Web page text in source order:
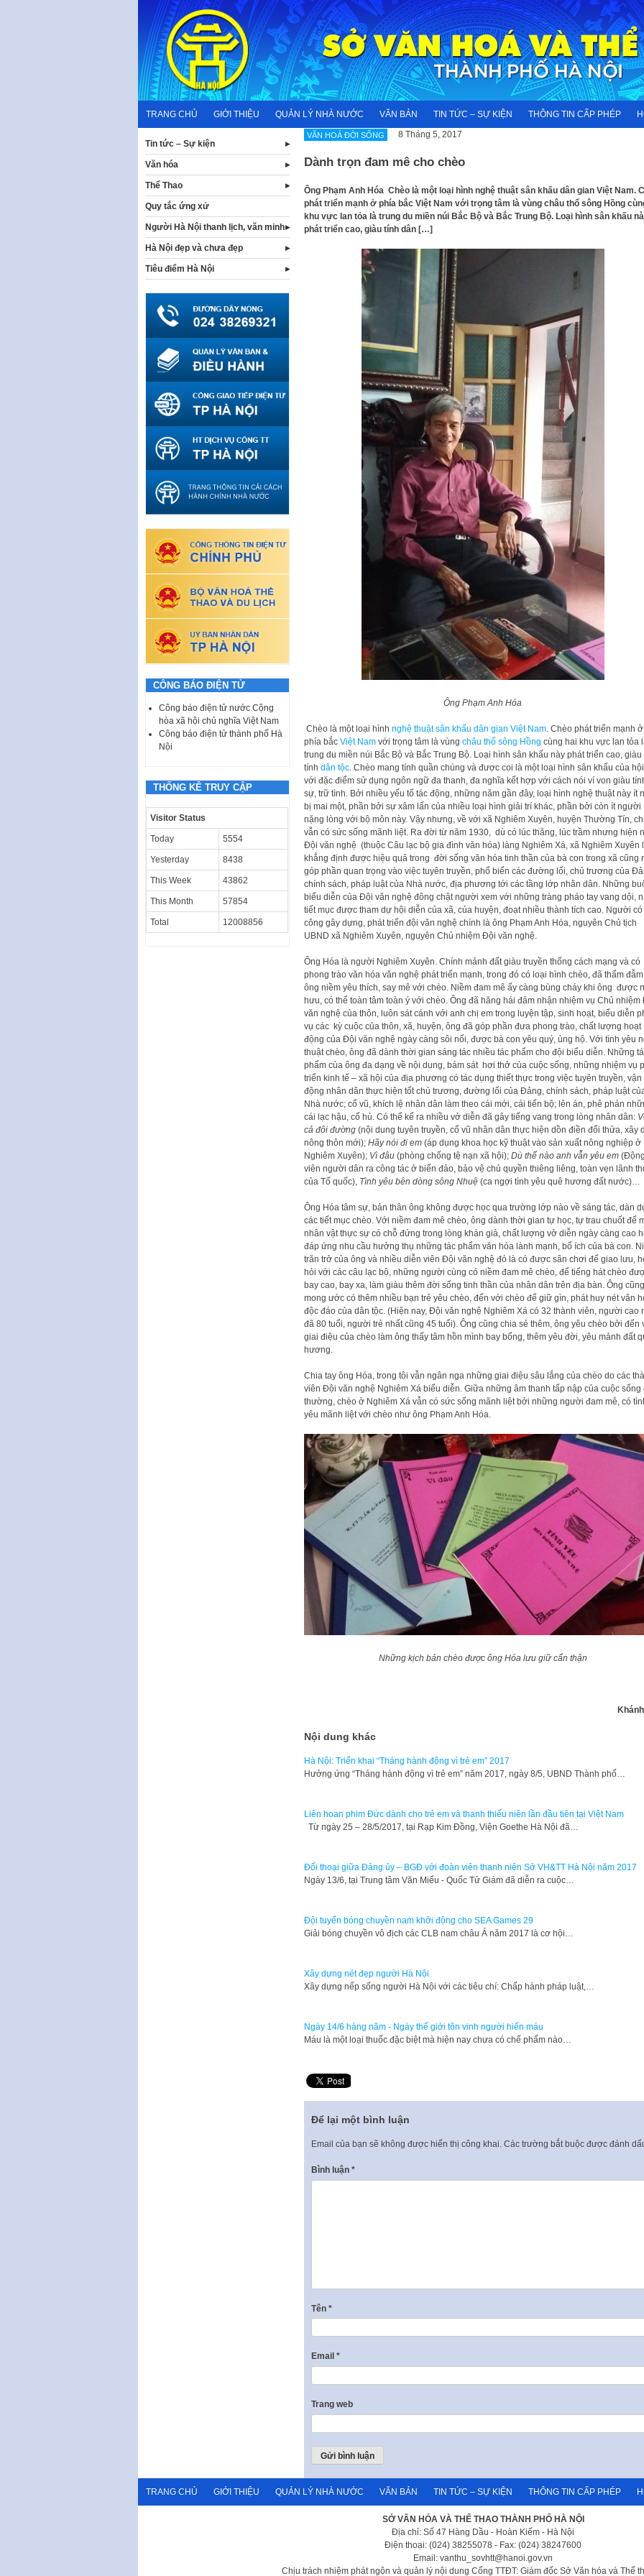
content
TRANG CHỦ GIỚI THIỆU QUẢN LÝ NHÀ NƯỚC VĂN BẢN TIN TỨC – SỰ KIỆN THÔNG TIN CẤP PHÉP
VĂN HOÁ ĐỜI SỐNG 8 Tháng 5, 2017
Dành trọn đam mê cho chèo
Ông Phạm Anh Hóa Chèo là một loại hình nghệ thuật sân khấu dân gian Việt Nam.
phát triển mạnh ở phía bắc Việt Nam với trọng tâm là vùng châu thổ sông Hồng
khu vực lan tỏa là trung du miền núi Bắc Bộ và Bắc Trung Bộ. Loại hình sân khấu
phát triển cao, giàu tính dân […]
Ông Phạm Anh Hóa
Chèo là một loại hình nghệ thuật sân khấu dân gian Việt Nam. Chèo phát triển mạnh ở
phía bắc Việt Namvới trọng tâm là vùng châu thổ sông Hồng cùng hai khu vực lan tỏa
trung du miền núi Bắc Bộ và Bắc Trung Bộ. Loại hình sân khấu này phát triển cao, giàu
tính dân tộc. Chèo mang tính quần chúng và được coi là một loại hình sân khấu của
với đặc điểm sử dụng ngôn ngữ đa thanh, đa nghĩa kết hợp với cách nói ví von giàu
sự, trữ tình. Bởi nhiều yếu tố tác động, những năm gần đây, loại hình nghệ thuật này ít
bị mai một, phần bởi sự xâm lấn của nhiều loại hình giải trí khác, phần bởi còn ít người
nặng lòng với bộ môn này. Vậy nhưng, về với xã Nghiêm Xuyên, huyện Thường Tín,
vẫn có sức sống mãnh liệt. Ra đời từ năm 1930, dù có lúc thăng, lúc trầm nhưng hiện
Đội văn nghệ (thuộc Câu lạc bộ gia đình văn hóa) làng Nghiêm Xá, xã Nghiêm Xuyên
khẳng định được hiệu quả trong đời sống văn hóa tinh thần của bà con trong xã cũng
góp phần quan trọng vào việc tuyên truyền, phổ biến các đường lối, chủ trương của
chính sách, pháp luật của Nhà nước, địa phương tới các tầng lớp nhân dân. Những
biểu diễn của Đội văn nghệ đông chật người xem với những tràng pháo tay vang dội,
tiết mục được tham dự hội diễn của xã, của huyện, đoạt nhiều thành tích cao. Người có
công gây dựng, phát triển đội văn nghệ chính là ông Phạm Anh Hóa, nguyên Chủ tịch
UBND xã Nghiêm Xuyên, nguyên Chủ nhiệm Đội văn nghệ.
Ông Hóa là người Nghiêm Xuyên. Chính mảnh đất giàu truyền thống cách mạng và có
phong trào văn hóa văn nghệ phát triển mạnh, trong đó có loại hình chèo, đã thấm
ông niềm yêu thích, say mê với chèo. Niềm đam mê ấy càng bùng cháy khi ông được
hưu, có thể toàn tâm toàn ý với chèo. Ông đã hăng hái đảm nhận nhiệm vụ Chủ nhiệm
văn nghệ của thôn, luôn sát cánh với anh chị em trong luyện tập, sinh hoạt, biểu diễn
vụ các kỳ cuộc của thôn, xã, huyện, ông đã góp phần đưa phong trào, chất lượng hoạt
động của Đội văn nghệ ngày càng sôi nổi, được bà con yêu quý, ủng hộ. Với tình yêu
thuật chèo, ông đã dành thời gian sáng tác nhiều tác phẩm cho đội biểu diễn. Những
phẩm của ông đa dạng về nội dung, bám sát hơi thở của cuộc sống, những nhiệm vụ
triển kinh tế – xã hội của địa phương có tác dụng thiết thực trong việc tuyên truyền, vận
động nhân dân thực hiện tốt chủ trương, đường lối của Đảng, chính sách, pháp luật
Nhà nước; cổ vũ, khích lệ nhân dân làm theo cái mới, cái tiến bộ; lên án, phê phán
cái lạc hậu, cổ hủ. Có thể kể ra nhiều vở diễn đã gây tiếng vang trong lòng nhân dân:
cả đôi đường(nội dung tuyên truyền, cổ vũ nhân dân thực hiện dồn điền đổi thửa, xây
nông thôn mới); Hãy nói đi em(áp dụng khoa học kỹ thuật vào sản xuất nông nghiệp ở
Nghiêm Xuyên); Vì đâu(phòng chống tệ nạn xã hội); Dù thế nào anh vẫn yêu em(Động
viên người dân ra công tác ở biển đảo, bảo vệ chủ quyền thiêng liêng, toàn vẹn lãnh
của Tổ quốc), Tình yêu bên dòng sông Nhuệ(ca ngợi tình yêu quê hương đất nước)…
Ông Hóa tâm sự, bản thân ông không được học qua trường lớp nào về sáng tác, dàn
các tiết mục chèo. Với niềm đam mê chèo, ông dành thời gian tự học, tự trau chuốt để
nhân vật thực sự có chỗ đứng trong lòng khán giả, chất lượng vở diễn ngày càng cao
đáp ứng nhu cầu hưởng thụ những tác phẩm văn hóa lành mạnh, bổ ích của bà con.
trăn trở của ông và nhiều diễn viên Đội văn nghệ đó là có được sân chơi để giao lưu,
hỏi với các câu lạc bộ, những người cùng có niềm đam mê chèo, để tiếng hát chèo
bay cao, bay xa, làm giàu thêm đời sống tinh thần của nhân dân trên địa bàn. Ông cũng
mong ước có thêm nhiều bạn trẻ yêu chèo, đến với chèo để giữ gìn, phát huy nét văn
độc đáo của dân tộc. (Hiện nay, Đội văn nghệ Nghiêm Xá có 32 thành viên, người cao
đã 80 tuổi, người trẻ nhất cũng 45 tuổi). Ông cũng chia sẻ thêm, ông yêu chèo bởi đến
giai điệu của chèo làm ông thấy tâm hồn mình bay bổng, thêm yêu đời, yêu mảnh đất
hương.
Chia tay ông Hóa, trong tôi vẫn ngân nga những giai điệu sâu lắng của chèo do các
viên Đội văn nghệ Nghiêm Xá biểu diễn. Giữa những âm thanh tấp nập của cuộc sống
thường, chèo ở Nghiêm Xá vẫn có sức sống mãnh liệt bởi những người đam mê, có
yêu mãnh liệt với chèo như ông Phạm Anh Hóa.
Những kịch bản chèo được ông Hóa lưu giữ cẩn thận
Nội dung khác
Hà Nội: Triển khai “Tháng hành động vì trẻ em” 2017
Hưởng ứng “Tháng hành động vì trẻ em” năm 2017, ngày 8/5, UBND Thành phố…
Liên hoan phim Đức dành cho trẻ em và thanh thiếu niên lần đầu tiên tại Việt Nam
Từ ngày 25 – 28/5/2017, tại Rạp Kim Đồng, Viện Goethe Hà Nội đã…
Đối thoại giữa Đảng ủy – BGĐ với đoàn viên thanh niên Sở VH&TT Hà Nội năm 2017
Ngày 13/6, tại Trung tâm Văn Miếu - Quốc Tử Giám đã diễn ra cuộc…
Đội tuyển bóng chuyền nam khởi động cho SEA Games 29
Giải bóng chuyền vô địch các CLB nam châu Á năm 2017 là cơ hội…
Xây dựng nét đẹp người Hà Nội
Xây dựng nếp sống người Hà Nội với các tiêu chí: Chấp hành pháp luật,…
Ngày 14/6 hàng năm - Ngày thế giới tôn vinh người hiến máu
Máu là một loại thuốc đặc biệt mà hiện nay chưa có chế phẩm nào…
Để lại một bình luận
Email của bạn sẽ không được hiển thị công khai. Các trường bắt buộc được đánh
Bình luận *
Tên *
Email *
Trang web
Tin tức – Sự kiện
Văn hóa
Thể Thao
Quy tắc ứng xử
Người Hà Nội thanh lịch, văn minh
Hà Nội đẹp và chưa đẹp
Tiêu điểm Hà Nội
CÔNG BÁO ĐIỆN TỬ
Công báo điện tử nước Cộng
hòa xã hội chủ nghĩa Việt Nam
Công báo điện tử thành phố Hà
Nội
THỐNG KÊ TRUY CẬP
Visitor Status
Today 5554
Yesterday 8438
This Week 43862
This Month 57854
Total 12008856
TRANG CHỦ GIỚI THIỆU QUẢN LÝ NHÀ NƯỚC VĂN BẢN TIN TỨC – SỰ KIỆN THÔNG TIN CẤP PHÉP
SỞ VĂN HÓA VÀ THỂ THAO THÀNH PHỐ HÀ NỘI
Địa chỉ: Số 47 Hàng Dầu - Hoàn Kiếm - Hà Nội
Điện thoại: (024) 38255078 - Fax: (024) 38247600
Email: vanthu_sovhtt@hanoi.gov.vn
Chịu trách nhiệm phát ngôn và quản lý nội dung Cổng TTĐT: Giám đốc Sở Văn hóa và Thể